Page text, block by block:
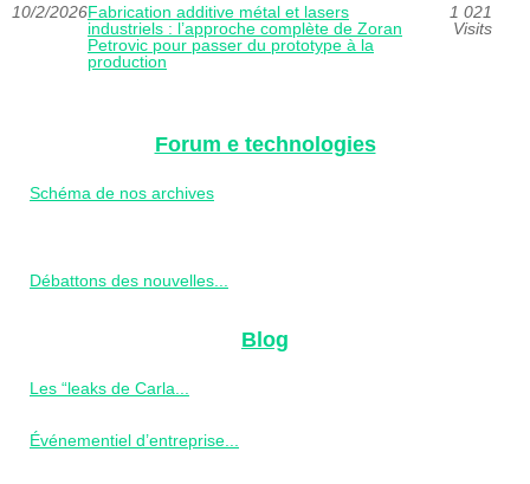
10/2/2026Fabrication additive métal et lasers
industriels : l’approche complète de Zoran
Petrovic pour passer du prototype à la
production
1 021
Visits
Forum e technologies
Schéma de nos archives
Débattons des nouvelles...
Blog
Les “leaks de Carla...
Événementiel d’entreprise...